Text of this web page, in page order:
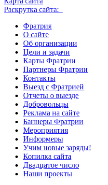
Раскрутка сайта:
Фратрия
О сайте
Об организации
Цели и задачи
Карты Фратрии
Партнеры Фратрии
Контакты
Выезд с Фратрией
Отчеты о выезде
Добровольцы
Реклама на сайте
Баннеры Фратрии
Мероприятия
Информеры
Учим новые заряды!
Копилка сайта
Двадцатое число
Наши проекты